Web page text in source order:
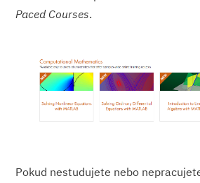
Paced Courses.
Pokud nestudujete nebo